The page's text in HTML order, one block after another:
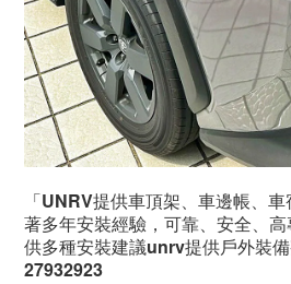
「UNRV提供車頂架、車邊帳、
著多年安裝經驗，可靠、安全、
供多種安裝建議unrv提供戶外裝
27932923